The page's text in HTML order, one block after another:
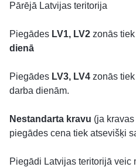
Pārējā Latvijas teritorija
Piegādes LV1, LV2 zonās
dienā
Piegādes LV3, LV4 zonās
darba dienām.
Nestandarta kravu (ja
piegādes cena tiek atsevišķi
Piegādi Latvijas teritorijā veic